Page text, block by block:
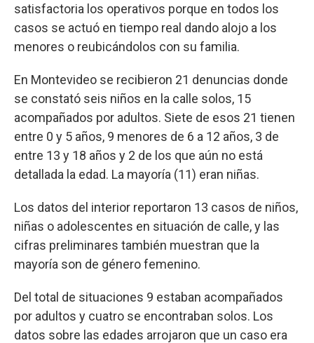
satisfactoria los operativos porque en todos los
casos se actuó en tiempo real dando alojo a los
menores o reubicándolos con su familia.
En Montevideo se recibieron 21 denuncias donde
se constató seis niños en la calle solos, 15
acompañados por adultos. Siete de esos 21 tienen
entre 0 y 5 años, 9 menores de 6 a 12 años, 3 de
entre 13 y 18 años y 2 de los que aún no está
detallada la edad. La mayoría (11) eran niñas.
Los datos del interior reportaron 13 casos de niños,
niñas o adolescentes en situación de calle, y las
cifras preliminares también muestran que la
mayoría son de género femenino.
Del total de situaciones 9 estaban acompañados
por adultos y cuatro se encontraban solos. Los
datos sobre las edades arrojaron que un caso era